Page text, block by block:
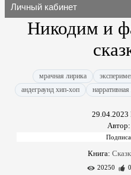
Личный кабинет
Никодим и
мрачная лирика
андеграунд хип-хоп
29.04.2023
Автор:
Книга:
20250 0